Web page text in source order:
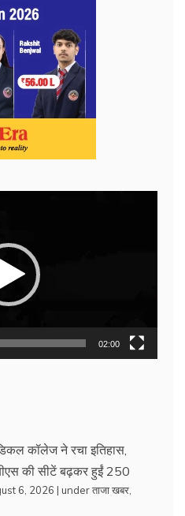
02:00
कॉलेज ने रचा इतिहास,
की सीटें बढ़कर हुईं 250
6, 2026 | underताजा खबर